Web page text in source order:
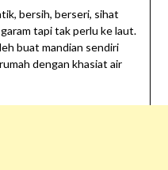
bersih, berseri, sihat
tapi tak perlu ke laut.
buat mandian sendiri
dengan khasiat air